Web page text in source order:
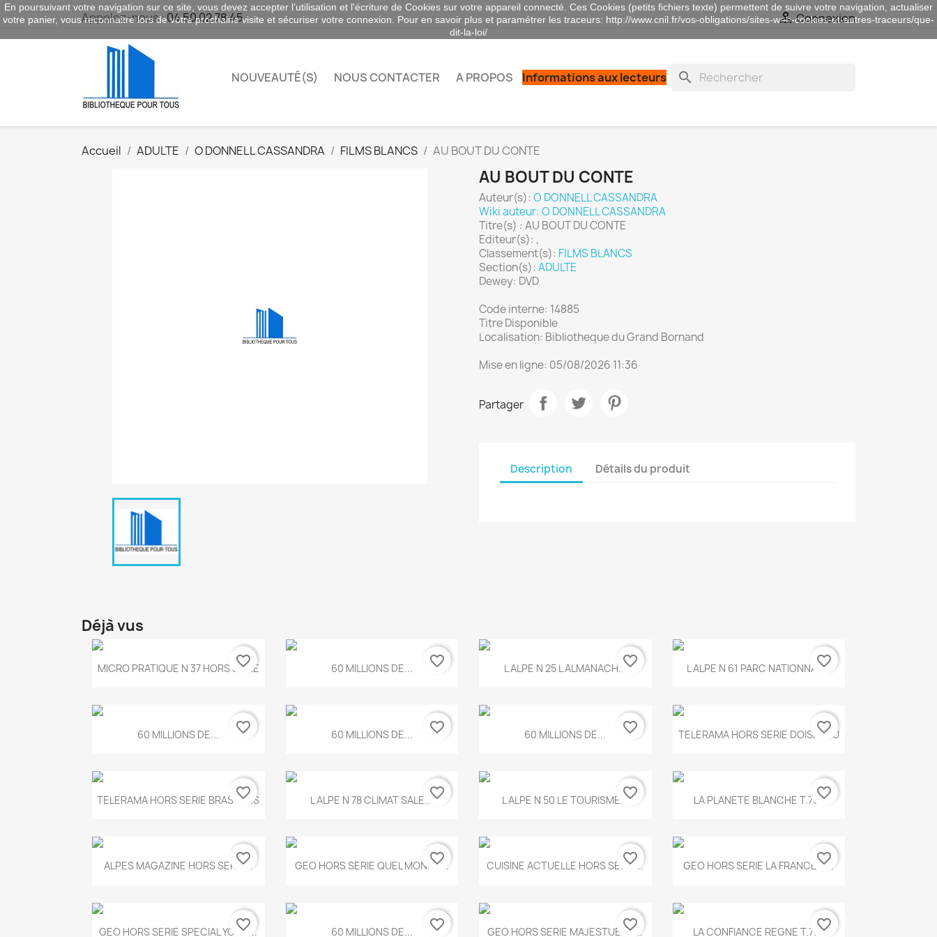
Appelez-nous :04 50 02 78 45 Connexion
NOUVEAUTÉ(S) NOUS CONTACTER A PROPOS search
Informations aux lecteurs
Accueil ADULTE O DONNELL CASSANDRA FILMS BLANCS AU BOUT DU CONTE
AU BOUT DU CONTE
Auteur(s): O DONNELL CASSANDRA
Wiki auteur: O DONNELL CASSANDRA
Titre(s) : AU BOUT DU CONTE
Editeur(s): ,
Classement(s): FILMS BLANCS
Section(s): ADULTE
Dewey: DVD
Code interne: 14885
Titre Disponible
Localisation: Bibliotheque du Grand Bornand
Mise en ligne: 05/08/2026 11:36
Partager
Description Détails du produit
Déjà vus
Aperçu rapide
MICRO PRATIQUE N 37 HORS SERIE
favorite_border Aperçu rapide
60 MILLIONS DE... favorite_border  Aperçu rapide
L ALPE N 25 L ALMANACH...favorite_border  Aperçu rapide
L ALPE N 61 PARC NATIONNAL...
favorite_border
Aperçu rapide
60 MILLIONS DE... favorite_border Aperçu rapide
60 MILLIONS DE... favorite_border Aperçu rapide
60 MILLIONS DE... favorite_border Aperçu rapide
TELERAMA HORS SERIE DOISNEAU
favorite_border
 Aperçu rapide
TELERAMA HORS SERIE BRASSENS
favorite_border  Aperçu rapide
L ALPE N 78 CLIMAT SALE...favorite_border  Aperçu rapide
L ALPE N 50 LE TOURISME...favorite_border Aperçu rapide
LA PLANETE BLANCHE T.785favorite_border
Aperçu rapide
ALPES MAGAZINE HORS SERIE...
favorite_border Aperçu rapide
GEO HORS SERIE QUEL MONDE...
favorite_border Aperçu rapide
CUISINE ACTUELLE HORS SERIE...
favorite_border Aperçu rapide
GEO HORS SERIE LA FRANCE A...
favorite_border
Aperçu rapide
GEO HORS SERIE SPECIAL YOGA...
favorite_border Aperçu rapide
60 MILLIONS DE... favorite_border Aperçu rapide
GEO HORS SERIE MAJESTUEUX...
favorite_border Aperçu rapide
LA CONFIANCE REGNE T.778favorite_border
En poursuivant votre navigation sur ce site, vous devez accepter l’utilisation et l'écriture de Cookies sur votre appareil connecté. Ces Cookies (petits fichiers texte) permettent de suivre votre navigation, actualiser
votre panier, vous reconnaitre lors de votre prochaine visite et sécuriser votre connexion. Pour en savoir plus et paramétrer les traceurs: http://www.cnil.fr/vos-obligations/sites-web-cookies-et-autres-traceurs/que-
dit-la-loi/